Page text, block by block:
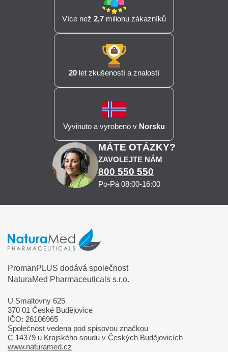
Více než 2,7 milionu zákazníků
20 let zkušeností a znalostí
Vyvinuto a vyrobeno v Norsku
MÁTE OTÁZKY?
ZAVOLEJTE NÁM
800 550 550
Po-Pá 08:00-16:00
PromanPLUS dodává společnost
NaturaMed Pharmaceuticals s.r.o.
U Smaltovny 625
370 01 České Budějovice
IČO: 26106965
Společnost vedena pod spisovou značkou
C 14379 u Krajského soudu v Českých Budějovicích
www.naturamed.cz